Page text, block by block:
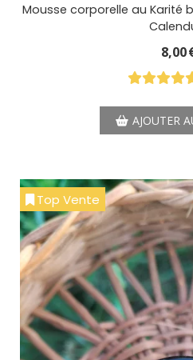
Mousse corporelle au Karité
8,00
AJOUTER
Top Vente